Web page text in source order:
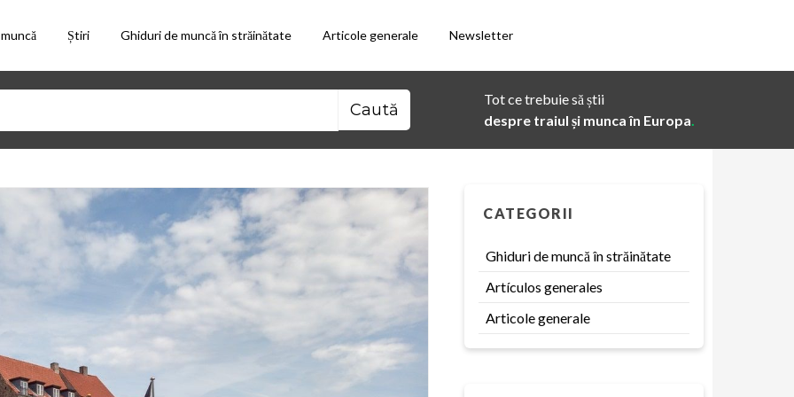
Știri Ghiduri de muncă în străinătate Articole generale Newsletter
Tot ce trebuie să știi
despre traiul și munca în Europa.
CATEGORII
Ghiduri de muncă în străinătate
Artículos generales
Articole generale